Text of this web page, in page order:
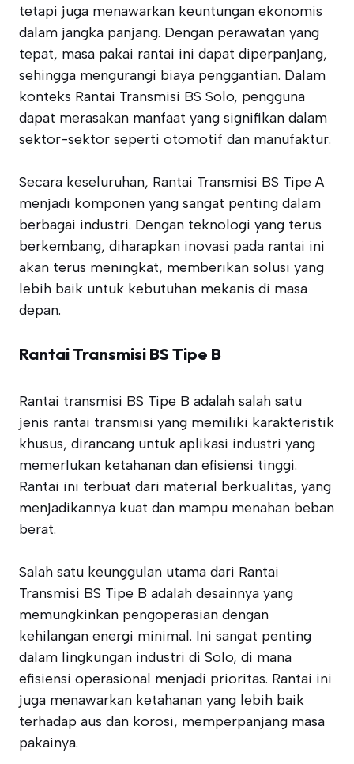
tetapi juga menawarkan keuntungan ekonomis
dalam jangka panjang. Dengan perawatan yang
tepat, masa pakai rantai ini dapat diperpanjang,
sehingga mengurangi biaya penggantian. Dalam
konteks Rantai Transmisi BS Solo, pengguna
dapat merasakan manfaat yang signifikan dalam
sektor-sektor seperti otomotif dan manufaktur.
Secara keseluruhan, Rantai Transmisi BS Tipe A
menjadi komponen yang sangat penting dalam
berbagai industri. Dengan teknologi yang terus
berkembang, diharapkan inovasi pada rantai ini
akan terus meningkat, memberikan solusi yang
lebih baik untuk kebutuhan mekanis di masa
depan.
Rantai Transmisi BS Tipe B
Rantai transmisi BS Tipe B adalah salah satu
jenis rantai transmisi yang memiliki karakteristik
khusus, dirancang untuk aplikasi industri yang
memerlukan ketahanan dan efisiensi tinggi.
Rantai ini terbuat dari material berkualitas, yang
menjadikannya kuat dan mampu menahan beban
berat.
Salah satu keunggulan utama dari Rantai
Transmisi BS Tipe B adalah desainnya yang
memungkinkan pengoperasian dengan
kehilangan energi minimal. Ini sangat penting
dalam lingkungan industri di Solo, di mana
efisiensi operasional menjadi prioritas. Rantai ini
juga menawarkan ketahanan yang lebih baik
terhadap aus dan korosi, memperpanjang masa
pakainya.